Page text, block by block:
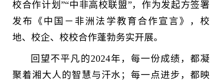
校合作计划”“中非高校联盟”，作为发起方签署
发布《中国－非洲法学教育合作宣言》，校
地、校企、校校合作蓬勃务实开展。
回望不平凡的2024年，每一份成绩，都凝
聚着湘大人的智慧与汗水；每一点进步，都映